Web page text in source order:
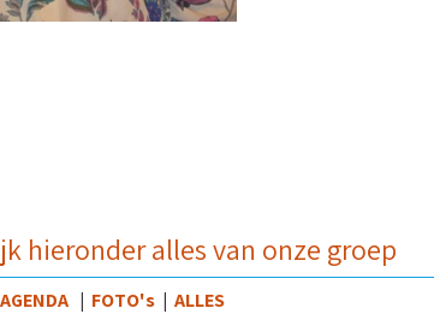
hieronder alles van onze groep
AGENDA | FOTO's | ALLES